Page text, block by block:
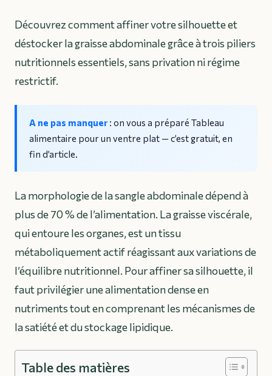
Découvrez comment affiner votre silhouette et
déstocker la graisse abdominale grâce à trois piliers
nutritionnels essentiels, sans privation ni régime
restrictif.
A ne pas manquer : on vous a préparé Tableau
alimentaire pour un ventre plat — c’est gratuit, en
fin d’article.
La morphologie de la sangle abdominale dépend à
plus de 70 % de l’alimentation. La graisse viscérale,
qui entoure les organes, est un tissu
métaboliquement actif réagissant aux variations de
l’équilibre nutritionnel. Pour affiner sa silhouette, il
faut privilégier une alimentation dense en
nutriments tout en comprenant les mécanismes de
la satiété et du stockage lipidique.
Table des matières